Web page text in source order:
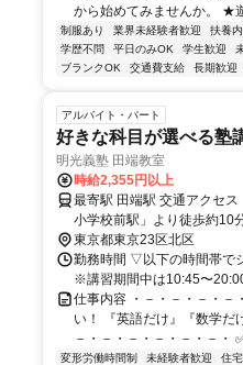
から始めてみませんか。 ★
制服あり 業界未経験者歓迎 扶養
学歴不問
平日のみOK 学生歓迎
ブランクOK
交通費支給 長期歓迎
アルバイト・パート
好きな科目が選べる塾
明光義塾 田端教室
時給2,355円以上
最寄駅 田端駅 交通アクセス 「田端駅」より徒歩8分 そのほか、「尾久駅」「赤土
小学校前駅」より徒歩約10
東京都東京23区北区
勤務時間 ▽以下の時間帯で
※講習期間中は10:45〜
仕事内容 ・－・－・－・－
い！ 『英語だけ』『数学だ
－・－・－・－・－・－・
変形労働時間制 未経験者歓迎 住